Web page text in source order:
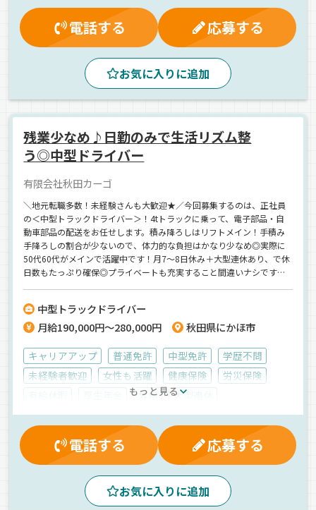
ドライブレコーダー
バックアイモニター装備
ETC搭載
AT可 地場 自動車部品
ウィング車
電話する 応募する
お気に入りに追加
残業少なめ♪日勤のみで生活リズム整
う◎中型ドライバー
有限会社秋田カーゴ
＼地元転職多数！未経験さんも大歓迎★／今回募集するのは、正社員
の＜中型トラックドライバー＞！4tトラックに乗って、電子部品・自
動車部品の配送をお任せします。積み降ろしはリフトメイン！手積み
手降ろしの割合が少ないので、体力的な負担はかなり少なめ◎実際に
50代60代がメインで活躍中です！月7～8日休み＋大型連休あり、で休
日数もたっぷり確保◎プライベートも充実すること間違いナシです！
中型トラックドライバー
月給190,000円～280,000円
秋田県にかほ市
キャリアアップ 普通免許 中型免許
学歴不問
未経験者歓迎
女性も活躍 健康保険
労災保険
昇給
大型連休
マイカー通勤可
雇用保険 賞与
交通費支給
昼 バックアイモニター装備
地場
ドライブレコーダー
ETC搭載
1人1台専用車
AT可 自動車部品
ウィング車
もっと見る
電話する 応募する
お気に入りに追加